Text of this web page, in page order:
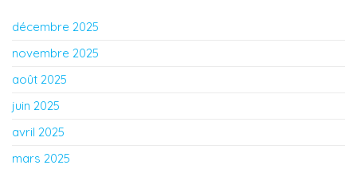
décembre 2025
novembre 2025
août 2025
juin 2025
avril 2025
mars 2025